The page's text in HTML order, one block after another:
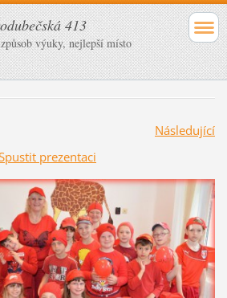
413
výuky, nejlepší místo
Následující
prezentaci